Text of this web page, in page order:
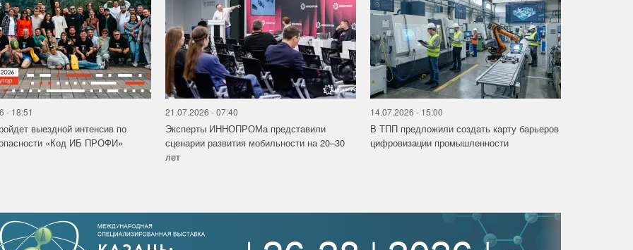
- 18:51
выездной интенсив по
«Код ИБ ПРОФИ»
21.07.2026 - 07:40
Эксперты ИННОПРОМа представили
сценарии развития мобильности на 20–30
лет
14.07.2026 - 15:00
В ТПП предложили создать карту барьеров
цифровизации промышленности